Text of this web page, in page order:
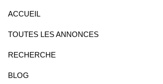
ACCUEIL
TOUTES LES ANNONCES
RECHERCHE
BLOG